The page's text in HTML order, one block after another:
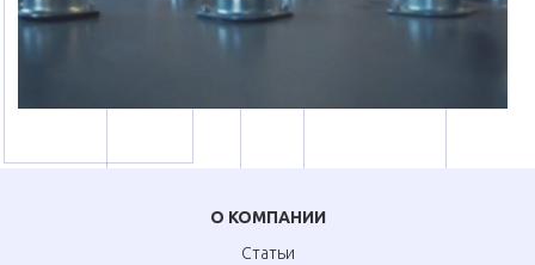
О КОМПАНИИ
Статьи